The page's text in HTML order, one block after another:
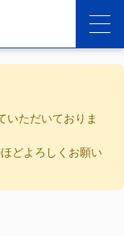
いただいておりま
どよろしくお願い